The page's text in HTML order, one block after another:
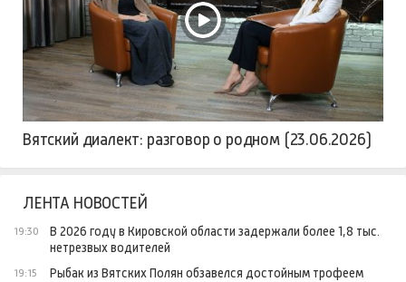
Вятский диалект: разговор о родном (23.06.2026)
ЛЕНТА НОВОСТЕЙ
19:30
В 2026 году в Кировской области задержали более 1,8 тыс.
нетрезвых водителей
19:15 Рыбак из Вятских Полян обзавелся достойным трофеем